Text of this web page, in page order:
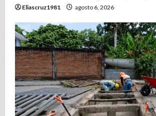
Eliascruz1981 agosto 6, 2026